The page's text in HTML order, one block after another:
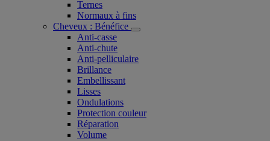
Ternes
Normaux à fins
Cheveux : Bénéfice
Anti-casse
Anti-chute
Anti-pelliculaire​
Brillance
Embellissant
Lisses
Ondulations
Protection couleur​
Réparation
Volume